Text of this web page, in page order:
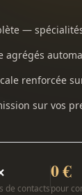
—
agrégés
renforcée
sur vos
de contacts
0 €
pour